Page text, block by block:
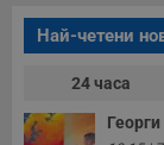
Най-четени
24 часа